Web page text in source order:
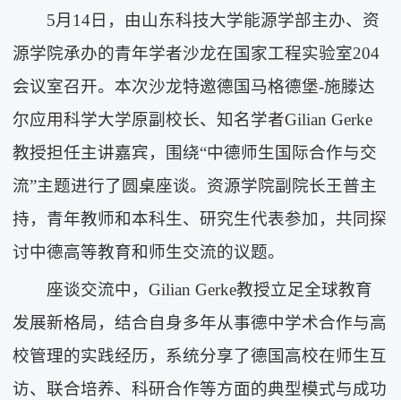
5月14日，由山东科技大学能源学部主办、资
源学院承办的青年学者沙龙在国家工程实验室204
会议室召开。本次沙龙特邀德国马格德堡-施滕达
尔应用科学大学原副校长、知名学者Gilian Gerke
教授担任主讲嘉宾，围绕“中德师生国际合作与交
流”主题进行了圆桌座谈。资源学院副院长王普主
持，青年教师和本科生、研究生代表参加，共同探
讨中德高等教育和师生交流的议题。
座谈交流中，Gilian Gerke教授立足全球教育
发展新格局，结合自身多年从事德中学术合作与高
校管理的实践经历，系统分享了德国高校在师生互
访、联合培养、科研合作等方面的典型模式与成功